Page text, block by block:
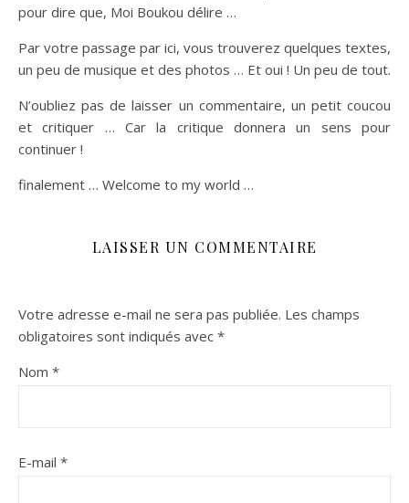
pour dire que, Moi Boukou délire …
Par votre passage par ici, vous trouverez quelques textes,
un peu de musique et des photos … Et oui ! Un peu de tout.
N’oubliez pas de laisser un commentaire, un petit coucou
et critiquer … Car la critique donnera un sens pour
continuer !
finalement … Welcome to my world …
LAISSER UN COMMENTAIRE
Votre adresse e-mail ne sera pas publiée. Les champs
obligatoires sont indiqués avec *
Nom *
E-mail *